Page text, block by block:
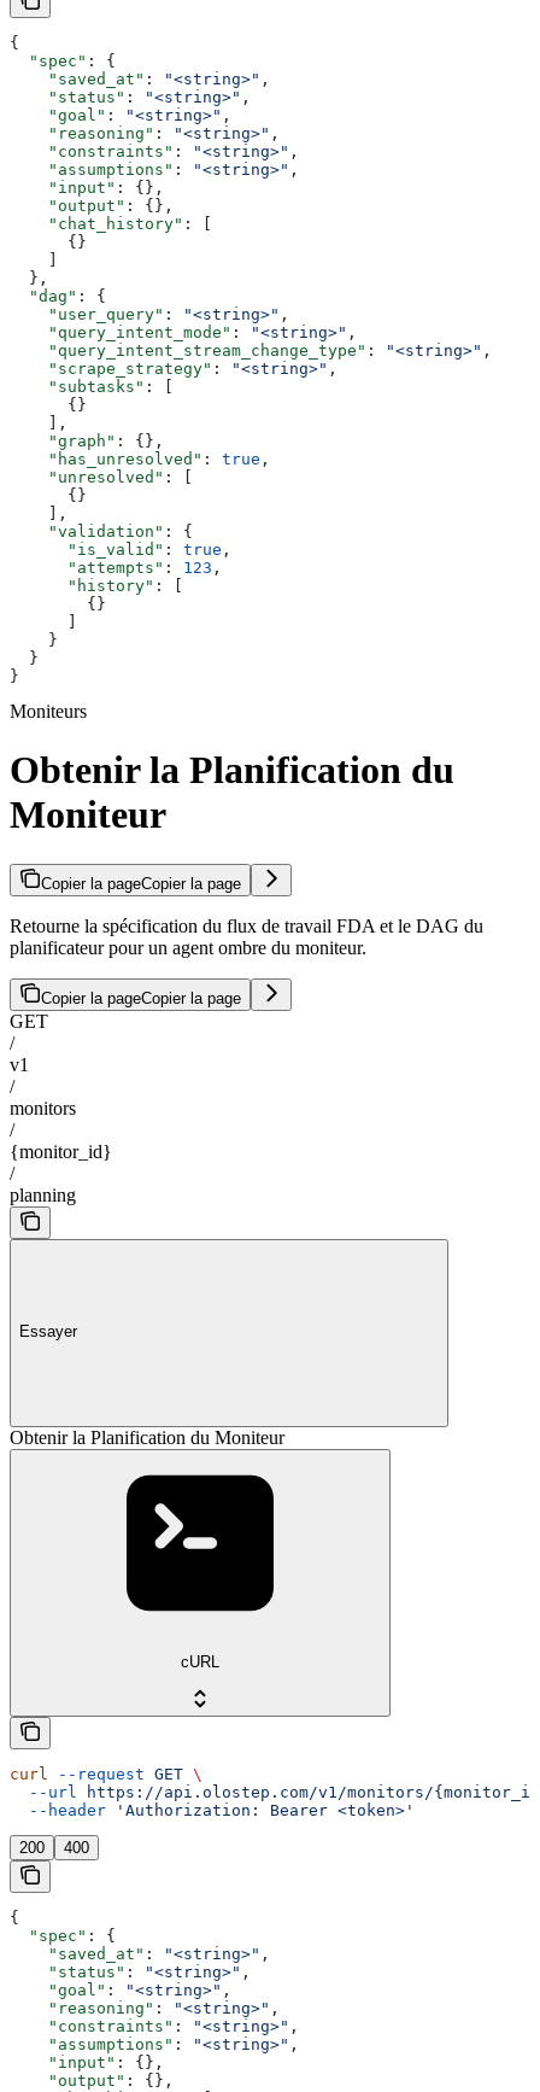
{
  "spec"
: {
    "saved_at"
: "<string>" ,
    "status"
: "<string>" ,
    "goal"
: "<string>" ,
    "reasoning"
: "<string>" ,
    "constraints"
: "<string>" ,
    "assumptions"
: "<string>" ,
    "input"
: {},
    "output"
: {},
    "chat_history"
: [
      {}
  },
  "dag"
: {
    "user_query"
: "<string>" ,
    "query_intent_mode"
: "<string>" ,
    "query_intent_stream_change_type"
: "<string>" ,
    "scrape_strategy"
: "<string>" ,
    "subtasks"
: [
      {}
    ],
    "graph"
: {},
    "has_unresolved"
: true ,
    "unresolved"
: [
      {}
    ],
    "validation"
: {
      "is_valid"
: true ,
      "attempts"
: 123 ,
      "history"
: [
        {}
    }
  }
}
Moniteurs
Obtenir la Planification du
Moniteur
Copier la pageCopier la page
Retourne la spécification du flux de travail FDA et le DAG du
planificateur pour un agent ombre du moniteur.
Copier la pageCopier la page
GET
/
v1
/
monitors
/
{monitor_id}
/
planning
Essayer
Obtenir la Planification du Moniteur
cURL
curl --request GET \
  --url
https://api.olostep.com/v1/monitors/
  --header
'Authorization: Bearer <token>'
200 400
{
  "spec"
: {
    "saved_at"
: "<string>" ,
    "status"
: "<string>" ,
    "goal"
: "<string>" ,
    "reasoning"
: "<string>" ,
    "constraints"
: "<string>" ,
    "assumptions"
: "<string>" ,
    "input"
: {},
    "output"
: {},